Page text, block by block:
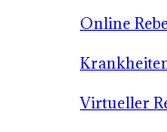
Online
Virtueller